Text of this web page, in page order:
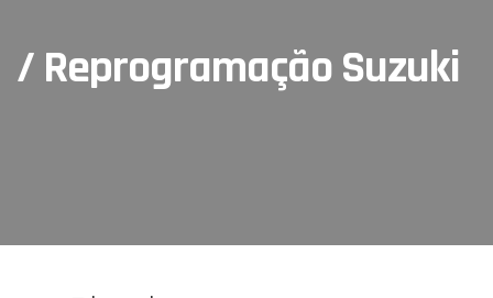
/ Reprogramação Suzuki